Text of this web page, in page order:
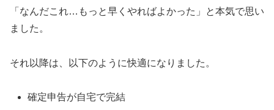
「なんだこれ…もっと早くやればよかった」と本気で思い
ました。
それ以降は、以下のように快適になりました。
確定申告が自宅で完結